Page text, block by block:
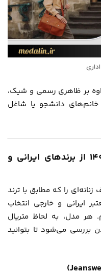
بر ظاهری رسمی و شیک،
دانشجو یا شاغل
۷ مدل کیف زنانه ترند بهار 1405 از برندهای ایرانی و
را که مطابق با ترند
معتبر ایرانی و خارجی انتخاب
هر مدل، به لحاظ متریال
بررسی می‌شود تا بتوانید